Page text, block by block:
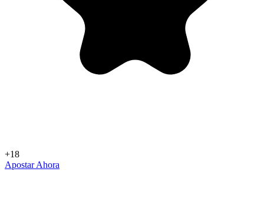
+18
Apostar Ahora